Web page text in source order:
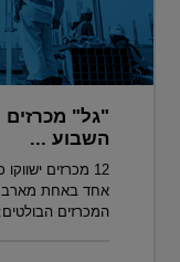
השבוע ...
12 מכרזים
אחד באחת מארבע
המכרזים הבולטים: 2,868 יח&...